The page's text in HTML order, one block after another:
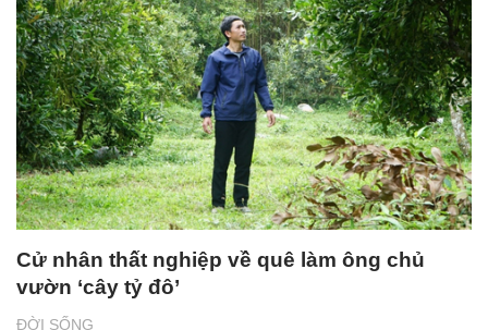
Cử nhân thất nghiệp về quê làm ông chủ
vườn ‘cây tỷ đô’
ĐỜI SỐNG